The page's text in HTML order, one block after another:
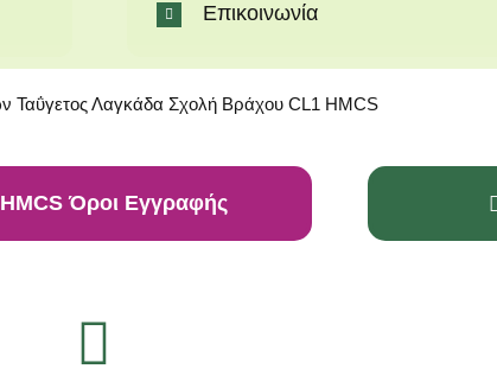
Επικοινωνία
HMCS Όροι Εγγραφής